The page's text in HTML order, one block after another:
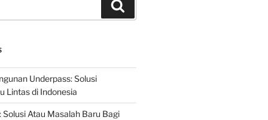
Underpass: Solusi
Lintas di Indonesia
Solusi Atau Masalah Baru Bagi